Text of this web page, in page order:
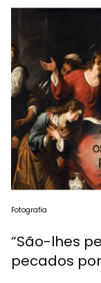
Fotografia
“São-lhes
pecados